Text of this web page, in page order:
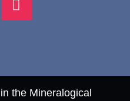
the Mineralogical